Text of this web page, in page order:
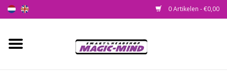
0 Artikelen - €0,00
Home